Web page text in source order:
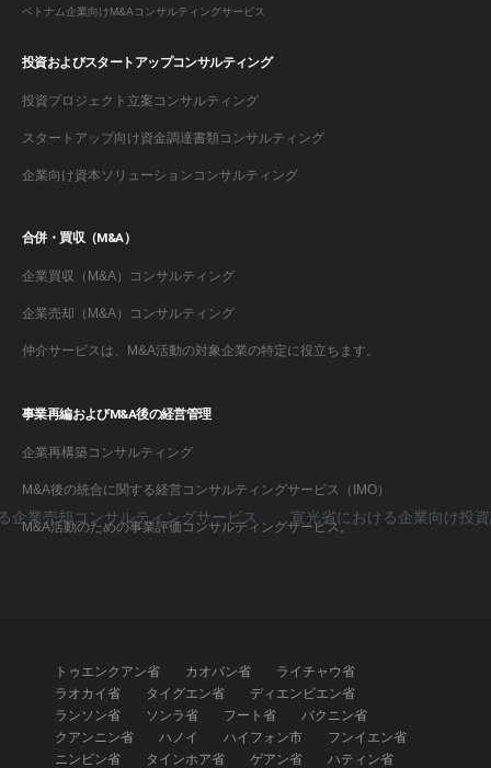
ベトナム企業向けM&Aコンサルティングサービス
投資およびスタートアップコンサルティング
投資プロジェクト立案コンサルティング
スタートアップ向け資金調達書類コンサルティング
企業向け資本ソリューションコンサルティング
合併・買収（M&A）
企業買収（M&A）コンサルティング
企業売却（M&A）コンサルティング
仲介サービスは、M&A活動の対象企業の特定に役立ちます。
事業再編およびM&A後の経営管理
企業再構築コンサルティング
M&A後の統合に関する経営コンサルティングサービス（IMO）
M&A活動のための事業評価コンサルティングサービス。
却コンサルティングサービス 宣光省における企業向け投資誘致
トゥエンクアン省 カオバン省
ライチャウ省
ラオカイ省
タイグエン省
ディエンビエン省
ランソン省
ソンラ省 フート省
バクニン省
クアンニン省
ハノイ ハイフォン市
フンイエン省
ニンビン省
タインホア省 ゲアン省 ハティン省